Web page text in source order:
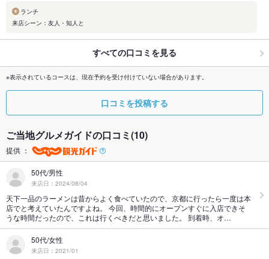
ランチ
来店シーン：友人・知人と
すべての口コミを見る
※表示されているコースは、現在予約を受け付けていない場合があります。
口コミを投稿する
ご当地グルメガイドの口コミ(10)
提供 ：
50代/男性
来店日：2024/08/04
天下一品のラーメンは昔からよく食べていたので、京都に行ったら一度は本
店でと考えていたんですよね。 今回、時間的にオープンすぐに入店できそ
うな時間だったので、これは行くべきだと思いました。 到着時、オ…
50代/女性
来店日：2021/01